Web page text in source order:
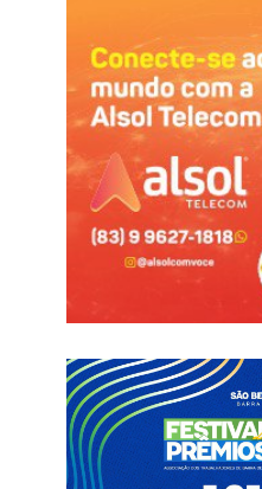
O recurso movido pretendia
alegando que a recorrida não
devido à rejeição de suas
2020, fato que supostamente
no pleito de 2024. Contudo, a
provas que, à época do
emissão da certidão de
participação no processo
Ademais, durante o